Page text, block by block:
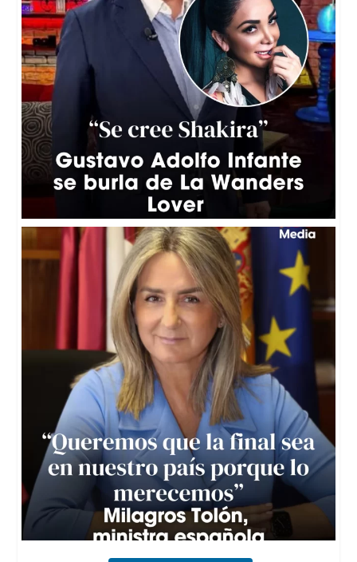
🇪🇸⚽ El Gobierno de España reafirmó su intención...
2 0